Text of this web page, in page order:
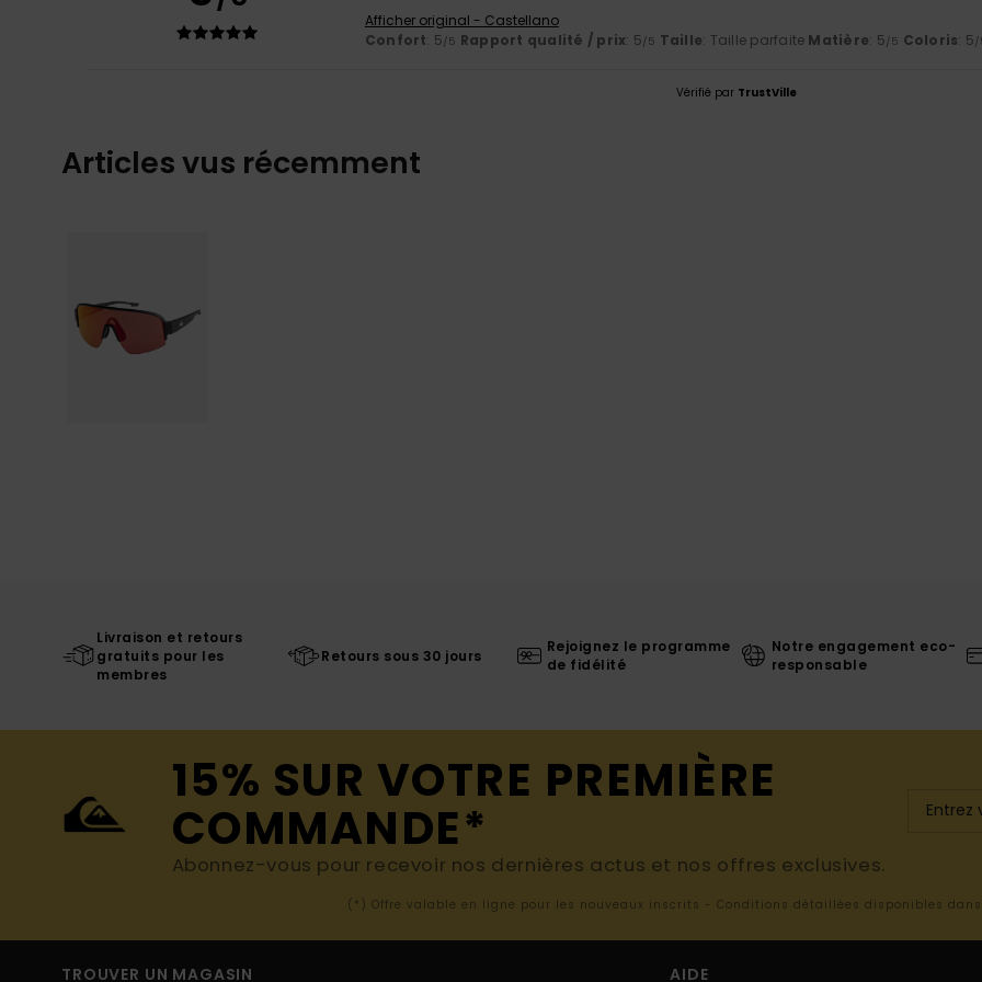
Afficher original - Castellano
Confort: 5/5 Rapport qualité / prix: 5/5 Taille: Taille parfaite Matière: 5/5 Coloris: 5/
Vérifié par TrustVille
Articles vus récemment
Livraison et retours
gratuits pour les
membres
Retours sous 30 jours
Rejoignez le programme
de fidélité
Notre engagement eco-
responsable
15% SUR VOTRE PREMIÈRE
COMMANDE*
Abonnez-vous pour recevoir nos dernières actus et nos offres exclusives.
(*) Offre valable en ligne pour les nouveaux inscrits - Conditions détaillées disponibles
TROUVER UN MAGASIN AIDE